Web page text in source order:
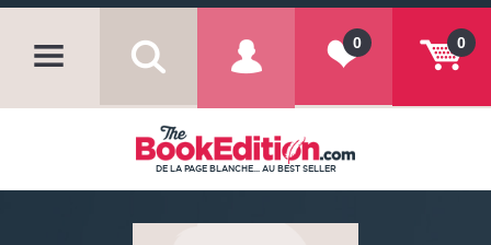
0
0
DE LA PAGE BLANCHE... AU BEST SELLER